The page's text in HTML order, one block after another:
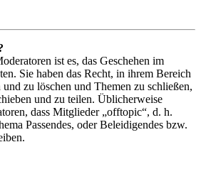
ist es, das Geschehen im
Sie haben das Recht, in ihrem Bereich
zu löschen und Themen zu schließen,
und zu teilen. Üblicherweise
dass Mitglieder „offtopic“, d. h.
Passendes, oder Beleidigendes bzw.